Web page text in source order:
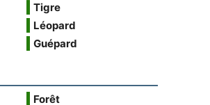
Tigre
Léopard
Guépard
Forêt